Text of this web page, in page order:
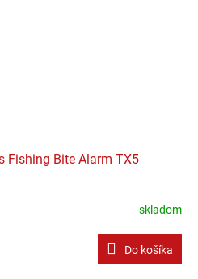
Fishing Bite Alarm TX5
skladom
Do košíka